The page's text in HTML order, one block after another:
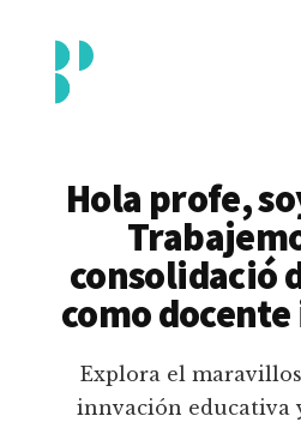
contenido
principal
menu
Piedrahita
docente
pedagógico
educativas
digitales
Hola profe,
consolidació
como
Explora el
innvación educativa